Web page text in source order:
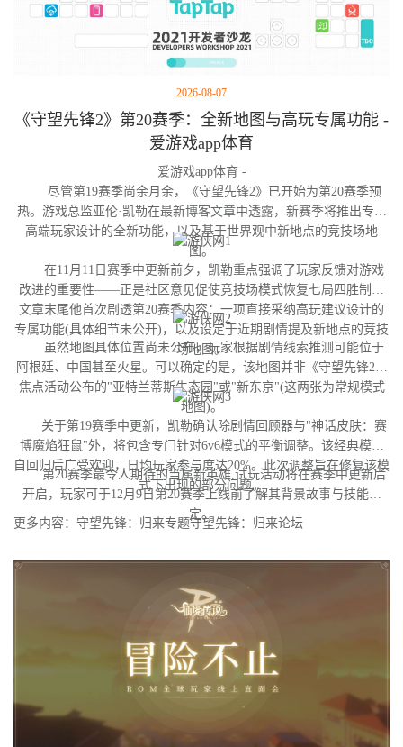
2026-08-07
《守望先锋2》第20赛季：全新地图与高玩专属功能 -
爱游戏app体育
爱游戏app体育 -
尽管第19赛季尚余月余，《守望先锋2》已开始为第20赛季预
热。游戏总监亚伦·凯勒在最新博客文章中透露，新赛季将推出专为
高端玩家设计的全新功能，以及基于世界观中新地点的竞技场地
图。
在11月11日赛季中更新前夕，凯勒重点强调了玩家反馈对游戏
改进的重要性——正是社区意见促使竞技场模式恢复七局四胜制。
文章末尾他首次剧透第20赛季内容：一项直接采纳高玩建议设计的
专属功能(具体细节未公开)，以及设定于近期剧情提及新地点的竞技
场地图。
虽然地图具体位置尚未公布，玩家根据剧情线索推测可能位于
阿根廷、中国甚至火星。可以确定的是，该地图并非《守望先锋2》
焦点活动公布的"亚特兰蒂斯生态园"或"新东京"(这两张为常规模式
地图)。
关于第19赛季中更新，凯勒确认除剧情回顾器与"神话皮肤：赛
博魔焰狂鼠"外，将包含专门针对6v6模式的平衡调整。该经典模式
自回归后广受欢迎，日均玩家参与度达20%。此次调整旨在修复该模
式下出现的部分问题。
第20赛季最令人期待的当属新英雄,试玩活动将在赛季中更新后
开启，玩家可于12月9日第20赛季上线前了解其背景故事与技能设
定。
更多内容：守望先锋：归来专题守望先锋：归来论坛